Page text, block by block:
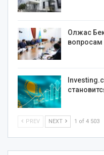
Олжас
вопросам
PREV NEXT 1 of 4 503